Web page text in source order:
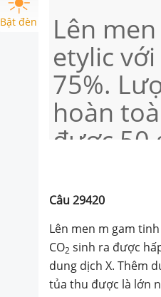
Bật đèn Lên
etylic
75%.
hoàn
được 50
dịch X,
tủa thu
thiểu
của m là
Câu29420
Lên men m gam
CO2 sinh ra được
dung dịch X. Thêm
tủa thu được là lớn